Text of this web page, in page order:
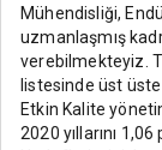
Mühendisliği,
uzmanlaşmış
verebilmekteyiz.
listesinde üst üste
Etkin Kalite
2020 yıllarını